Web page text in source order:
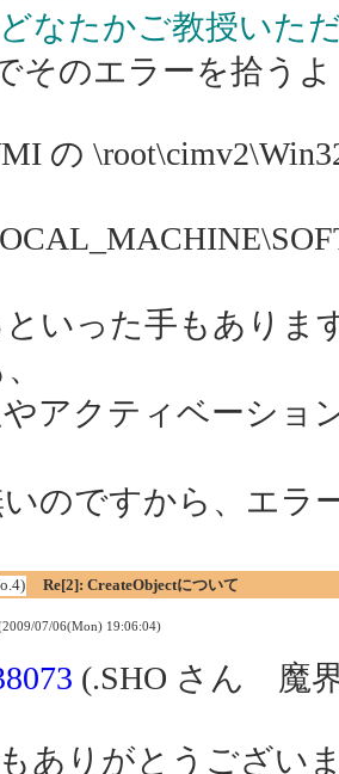
なたかご教授いた
そのエラーを拾う
の
いった手もありま
アクティベーショ
のですから、エラ
Re[2]: CreateObjectについて
07/06(Mon) 19:06:04)
(.SHO さん 魔
ありがとうござい